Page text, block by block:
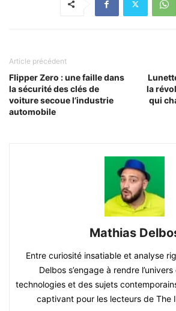
Article précédent
Flipper Zero : une faille dans
la sécurité des clés de
voiture secoue l’industrie
automobile
la
qui
Mathias
Entre curiosité insatiable et analyse
Delbos s’engage à rendre
technologies et des sujets
captivant pour les lecteurs de The